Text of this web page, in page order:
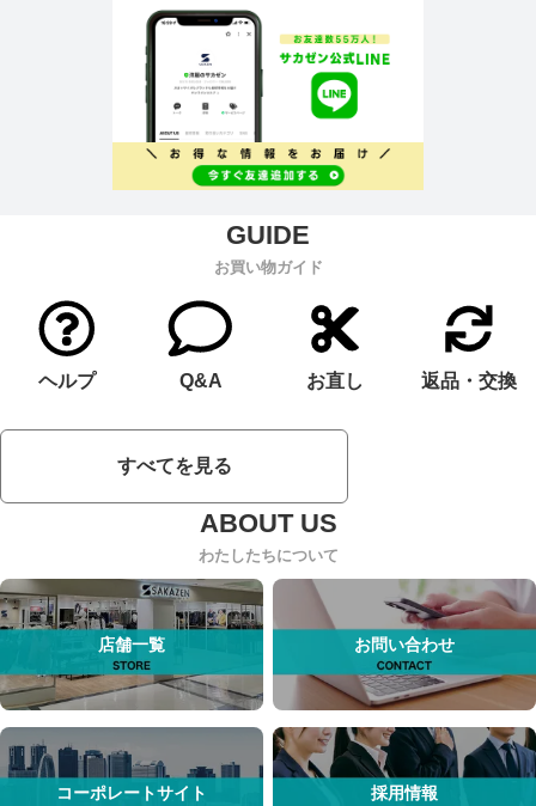
お買い物ガイド
ヘルプ Q&A お直し 返品・交換
すべてを見る
わたしたちについて
店舗一覧 お問い合わせ
コーポレートサイト 採用情報